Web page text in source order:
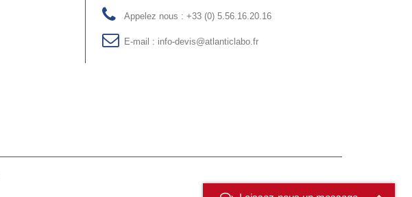
Appelez nous : +33 (0) 5.56.16.20.16
E-mail : info-devis@atlanticlabo.fr